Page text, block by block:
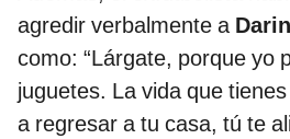
agredir verbalmente a
como: “Lárgate, porque yo
juguetes. La vida que
a regresar a tu casa, tú te